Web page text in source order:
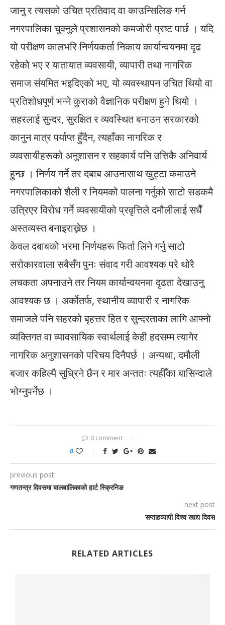
जानु र त्यसको उचित प्रतिवाद वा काउन्सिलिङ गर्न
नगरपालिका चुक्नुले प्रशासनको कमजोरी प्रष्ट पार्छ । यदि
यो परीक्षण कालभरि निर्णयकर्ता निकाय कार्यान्वयनमा दृढ
रहेको भए र यातायात व्यवसायी, व्यापारी तथा नागरिक
समाज संयमित भइदिएको भए, यो व्यवस्थापन उचित थियो वा
प्रतिशोधपूर्ण भन्ने कुराको वैज्ञानिक परीक्षण हुने थियो ।
सहरलाई सुन्दर, सुरक्षित र व्यवस्थित बनाउन सरकारको
कानुन मात्र पर्याप्त हुँदैन, त्यहाँका नागरिक र
व्यवसायीहरूको अनुशासन र सहकार्य पनि उत्तिकै अनिवार्य
हुन्छ । निर्णय गर्ने तर दबाब आउनासाथ खुट्टा कमाउने
नगरपालिकाको शैली र नियमको पालना गर्नुको साटो सडकमै
उत्रिएर विरोध गर्ने व्यवसायीको प्रवृत्तिले दमौलीलाई सधैँ
अस्तव्यस्त बनाइराख्नेछ ।
केवल दबाबको भरमा निर्णयहरू फिर्ता लिने गर्नु साटो
सरोकारवाला सबैसँग पुनः संवाद गरी आवश्यक परे थोरै
लचकता अपनाउने तर नियम कार्यान्वयनमा दृढता देखाउनु
आवश्यक छ । अर्कोतर्फ, स्थानीय व्यापारी र नागरिक
समाजले पनि सहरको बृहत्तर हित र सुन्दरताका लागि आफ्नो
व्यक्तिगत वा व्यावसायिक स्वार्थलाई केही हदसम्म त्यागेर
नागरिक अनुशासनको परिचय दिनैपर्छ । अन्यथा, दमौली
बजार कहिल्यै सुध्रिने छैन र मार अन्ततः त्यहीँका बासिन्दाले
भोग्नुपर्नेछ ।
0 comment
0
previous post
गणतन्त्र दिवसमा बालबालिकाको हार्ट स्क्रिनिङ
next post
सप्ताहव्यापी विश्व खाद्य दिवस
RELATED ARTICLES